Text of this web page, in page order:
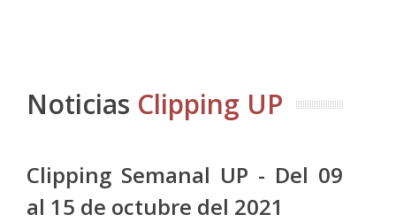
Noticias Clipping UP
Clipping Semanal UP - Del 09
al 15 de octubre del 2021